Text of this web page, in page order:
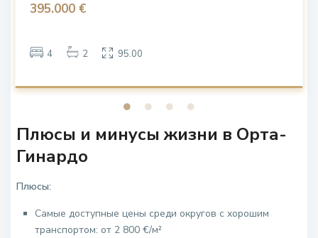
395.000 €
4 2 95.00
Плюсы и минусы жизни в Орта-
Гинардо
Плюсы:
Самые доступные цены среди округов с хорошим
транспортом: от 2 800 €/м²